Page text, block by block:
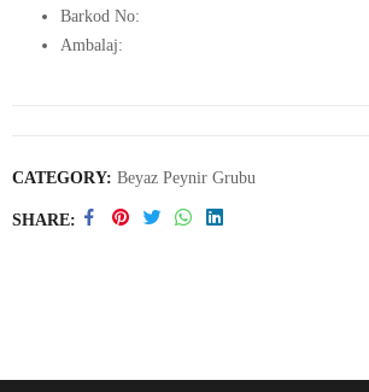
Barkod No:
Ambalaj:
CATEGORY: Beyaz Peynir Grubu
SHARE